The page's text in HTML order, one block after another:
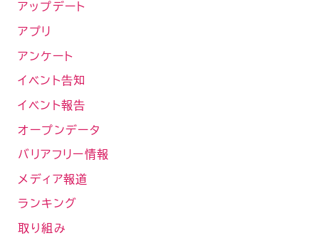
アップデート
アプリ
アンケート
イベント告知
イベント報告
オープンデータ
バリアフリー情報
メディア報道
ランキング
取り組み